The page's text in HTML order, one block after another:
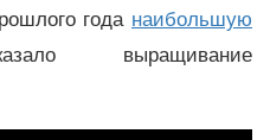
года наибольшую
выращивание